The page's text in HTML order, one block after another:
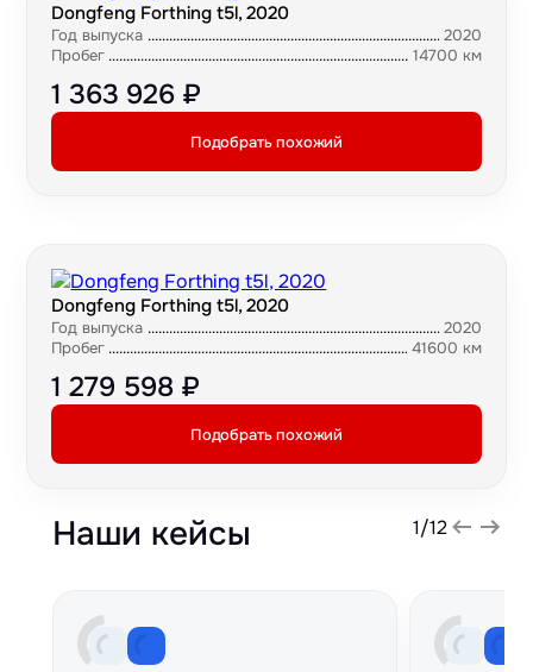
Dongfeng Forthing t5l, 2020
Год выпуска
2020
Пробег
14700 км
1 363 926 ₽
Подобрать похожий
Dongfeng Forthing t5l, 2020
Год выпуска
2020
Пробег
41600 км
1 279 598 ₽
Подобрать похожий
Наши кейсы 1/12